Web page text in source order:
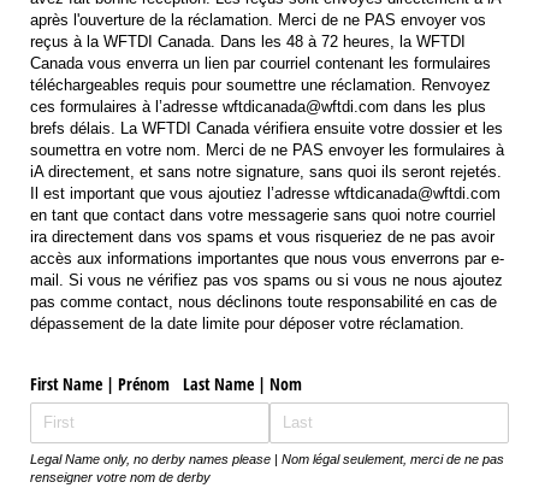
après l'ouverture de la réclamation. Merci de ne PAS envoyer vos
reçus à la WFTDI Canada. Dans les 48 à 72 heures, la WFTDI
Canada vous enverra un lien par courriel contenant les formulaires
téléchargeables requis pour soumettre une réclamation. Renvoyez
ces formulaires à l’adresse wftdicanada@wftdi.com dans les plus
brefs délais. La WFTDI Canada vérifiera ensuite votre dossier et les
soumettra en votre nom. Merci de ne PAS envoyer les formulaires à
iA directement, et sans notre signature, sans quoi ils seront rejetés.
Il est important que vous ajoutiez l’adresse wftdicanada@wftdi.com
en tant que contact dans votre messagerie sans quoi notre courriel
ira directement dans vos spams et vous risqueriez de ne pas avoir
accès aux informations importantes que nous vous enverrons par e-
mail. Si vous ne vérifiez pas vos spams ou si vous ne nous ajoutez
pas comme contact, nous déclinons toute responsabilité en cas de
dépassement de la date limite pour déposer votre réclamation.
First Name | Prénom Last Name | Nom
Legal Name only, no derby names please | Nom légal seulement, merci de ne pas
renseigner votre nom de derby